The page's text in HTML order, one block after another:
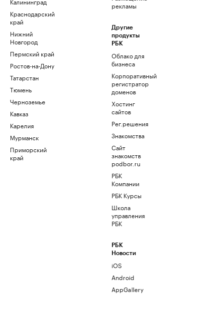
Краснодарский
край
Нижний
Новгород
Пермский край
Ростов-на-Дону
Татарстан
Тюмень
Черноземье
Кавказ
Карелия
Мурманск
Приморский
край
рекламы
Другие
продукты
РБК
Облако для
бизнеса
Корпоративный
регистратор
доменов
Хостинг
сайтов
Рег.решения
Знакомства
Сайт
знакомств
podbor.ru
РБК
Компании
РБК Курсы
Школа
управления
РБК
РБК
Новости
iOS
Android
AppGallery